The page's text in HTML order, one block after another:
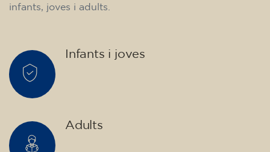
infants, joves i adults.
Infants i joves
Adults